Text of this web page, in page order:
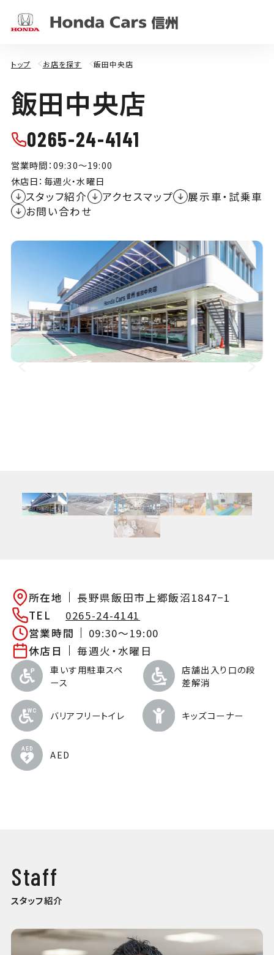
トップ お店を探す 飯田中央店
飯田中央店
0265-24-4141
営業時間：09:30～19:00
休店日：毎週火・水曜日
スタッフ紹介 アクセスマップ
展示車・試乗車
お問い合わせ
所在地
長野県飯田市上郷飯沼1847−1
TEL
0265-24-4141
営業時間
09:30～19:00
休店日
毎週火・水曜日
車いす用駐車スペ
ース
店舗出入り口の段
差解消
バリアフリートイレ キッズコーナー
AED
Staff
スタッフ紹介